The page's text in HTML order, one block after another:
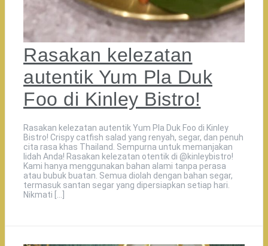
Rasakan kelezatan
autentik Yum Pla Duk
Foo di Kinley Bistro!
Rasakan kelezatan autentik Yum Pla Duk Foo di Kinley
Bistro! Crispy catfish salad yang renyah, segar, dan penuh
cita rasa khas Thailand. Sempurna untuk memanjakan
lidah Anda! Rasakan kelezatan otentik di @kinleybistro!
Kami hanya menggunakan bahan alami tanpa perasa
atau bubuk buatan. Semua diolah dengan bahan segar,
termasuk santan segar yang dipersiapkan setiap hari.
Nikmati […]